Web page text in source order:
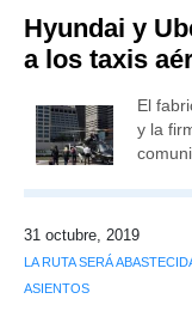
Hyundai y
a los taxis
El
y la
31 octubre, 2019
LA RUTA SERÁ
ASIENTOS